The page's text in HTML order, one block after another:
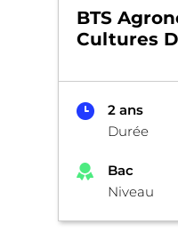
BTS
Cultures
2 ans
Durée
Bac
Niveau